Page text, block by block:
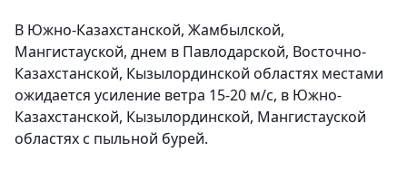
В Южно-Казахстанской, Жамбылской,
Мангистауской, днем в Павлодарской, Восточно-
Казахстанской, Кызылординской областях местами
ожидается усиление ветра 15-20 м/с, в Южно-
Казахстанской, Кызылординской, Мангистауской
областях с пыльной бурей.